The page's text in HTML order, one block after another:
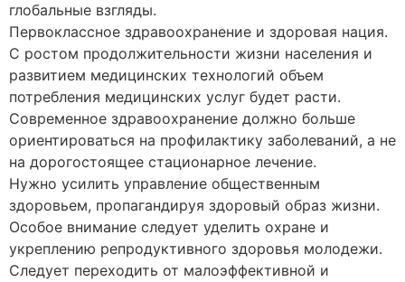
глобальные взгляды.
Первоклассное здравоохранение и здоровая нация.
С ростом продолжительности жизни населения и
развитием медицинских технологий объем
потребления медицинских услуг будет расти.
Современное здравоохранение должно больше
ориентироваться на профилактику заболеваний, а не
на дорогостоящее стационарное лечение.
Нужно усилить управление общественным
здоровьем, пропагандируя здоровый образ жизни.
Особое внимание следует уделить охране и
укреплению репродуктивного здоровья молодежи.
Следует переходить от малоэффективной и